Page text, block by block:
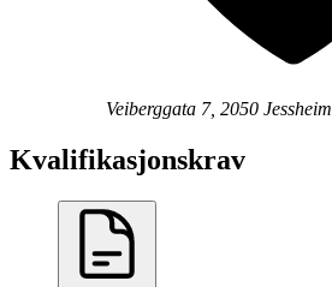
Veiberggata 7, 2050 Jessheim
Kvalifikasjonskrav